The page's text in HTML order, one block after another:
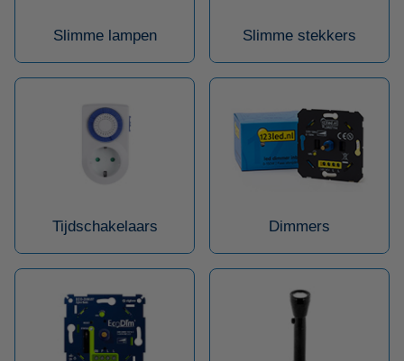
Slimme lampen Slimme stekkers
Tijdschakelaars Dimmers